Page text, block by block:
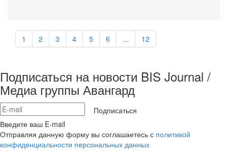
1 2 3 4 5 6 ... 12
Подписаться на новости BIS Journal /
Медиа группы Авангард
Подписаться
Введите ваш E-mail
Отправляя данную форму вы соглашаетесь с политикой
конфиденциальности персональных данных